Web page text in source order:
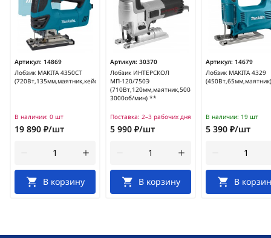
Артикул: 14869
Лобзик MAKITA 4350CT
(720Вт,135мм,маятник,кейс)
В наличии: 0 шт
19 890 ₽/шт
В корзину
Артикул: 30370
Лобзик ИНТЕРСКОЛ
МП-120/750Э
(710Вт,120мм,маятник,500-
3000об/мин) **
Поставка: 2–3 рабочих дня
5 990 ₽/шт
В корзину
Артикул: 14679
Лобзик MAKITA 4329
(450Вт,65мм,маятник)
В наличии: 19 шт
5 390 ₽/шт
В